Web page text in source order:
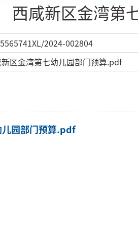
西咸新区金湾第
2024-002804
区金湾第七幼儿园部门预算.pdf
园部门预算.pdf